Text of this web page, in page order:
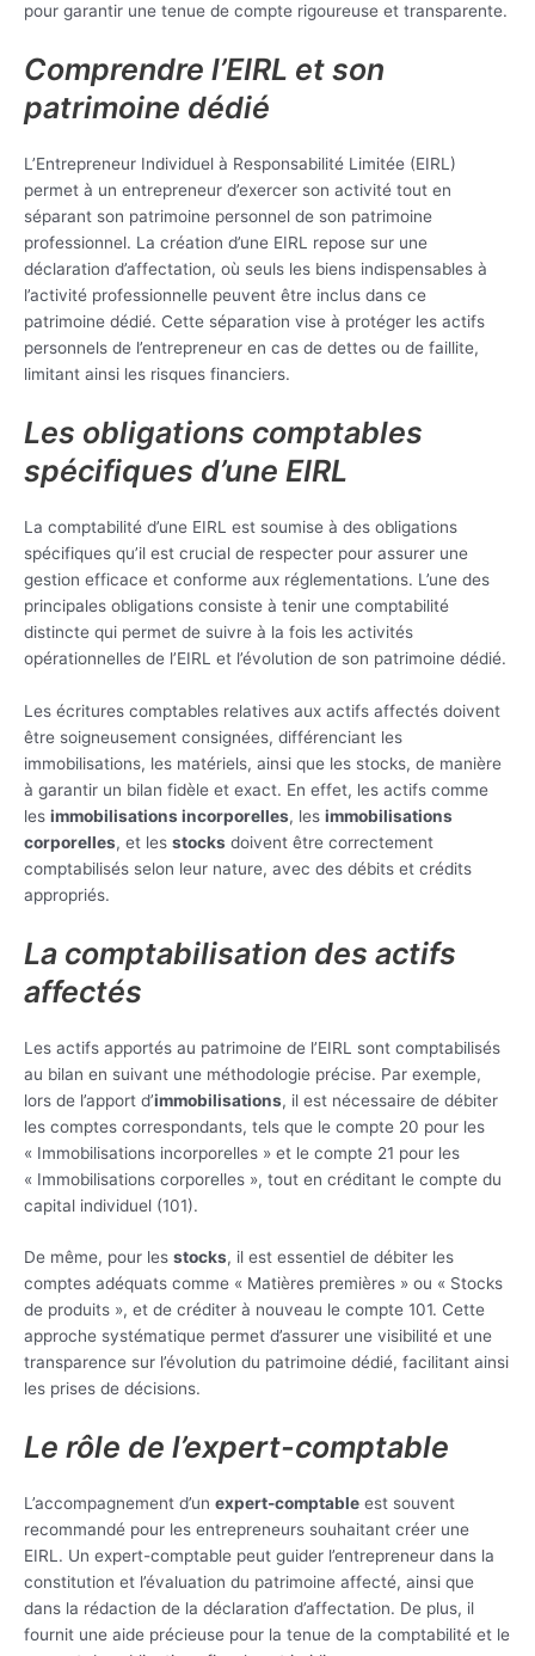
pour garantir une tenue de compte rigoureuse et transparente.
Comprendre l’EIRL et son
patrimoine dédié
L’Entrepreneur Individuel à Responsabilité Limitée (EIRL)
permet à un entrepreneur d’exercer son activité tout en
séparant son patrimoine personnel de son patrimoine
professionnel. La création d’une EIRL repose sur une
déclaration d’affectation, où seuls les biens indispensables à
l’activité professionnelle peuvent être inclus dans ce
patrimoine dédié. Cette séparation vise à protéger les actifs
personnels de l’entrepreneur en cas de dettes ou de faillite,
limitant ainsi les risques financiers.
Les obligations comptables
spécifiques d’une EIRL
La comptabilité d’une EIRL est soumise à des obligations
spécifiques qu’il est crucial de respecter pour assurer une
gestion efficace et conforme aux réglementations. L’une des
principales obligations consiste à tenir une comptabilité
distincte qui permet de suivre à la fois les activités
opérationnelles de l’EIRL et l’évolution de son patrimoine dédié.
Les écritures comptables relatives aux actifs affectés doivent
être soigneusement consignées, différenciant les
immobilisations, les matériels, ainsi que les stocks, de manière
à garantir un bilan fidèle et exact. En effet, les actifs comme
les immobilisations incorporelles, les immobilisations
corporelles, et les stocks doivent être correctement
comptabilisés selon leur nature, avec des débits et crédits
appropriés.
La comptabilisation des actifs
affectés
Les actifs apportés au patrimoine de l’EIRL sont comptabilisés
au bilan en suivant une méthodologie précise. Par exemple,
lors de l’apport d’immobilisations, il est nécessaire de débiter
les comptes correspondants, tels que le compte 20 pour les
« Immobilisations incorporelles » et le compte 21 pour les
« Immobilisations corporelles », tout en créditant le compte du
capital individuel (101).
De même, pour les stocks, il est essentiel de débiter les
comptes adéquats comme « Matières premières » ou « Stocks
de produits », et de créditer à nouveau le compte 101. Cette
approche systématique permet d’assurer une visibilité et une
transparence sur l’évolution du patrimoine dédié, facilitant ainsi
les prises de décisions.
Le rôle de l’expert-comptable
L’accompagnement d’un expert-comptable est souvent
recommandé pour les entrepreneurs souhaitant créer une
EIRL. Un expert-comptable peut guider l’entrepreneur dans la
constitution et l’évaluation du patrimoine affecté, ainsi que
dans la rédaction de la déclaration d’affectation. De plus, il
fournit une aide précieuse pour la tenue de la comptabilité et le